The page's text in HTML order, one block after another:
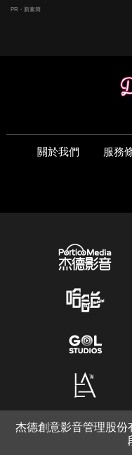
囊，瘦出小蠻腰
PR・新素簡
關於我們 服務
杰德創意影音管理股份